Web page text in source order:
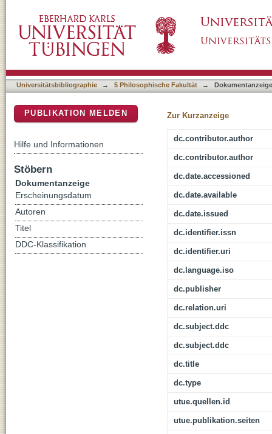
Universitätsbibliographie → 5 Philosophische Fakultät → Dokumentanzeige
Zur Kurzanzeige
dc.contributor.author
dc.contributor.author
dc.date.accessioned
dc.date.available
dc.date.issued
dc.identifier.issn
dc.identifier.uri
dc.language.iso
dc.publisher
dc.relation.uri
dc.subject.ddc
dc.subject.ddc
dc.title
dc.type
utue.quellen.id
utue.publikation.seiten
PUBLIKATION MELDEN
Hilfe und Informationen
Stöbern
Dokumentanzeige
Erscheinungsdatum
Autoren
Titel
DDC-Klassifikation